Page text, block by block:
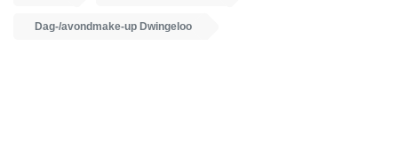
Dag-/avondmake-up Dwingeloo